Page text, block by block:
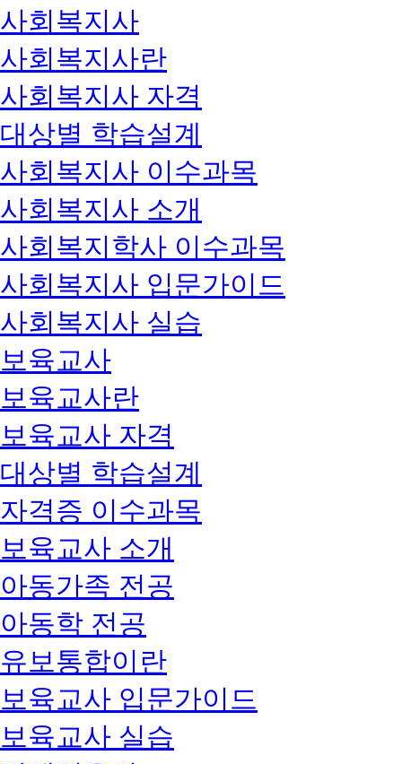
사회복지사
사회복지사란
사회복지사 자격
대상별 학습설계
사회복지사 이수과목
사회복지사 소개
사회복지학사 이수과목
사회복지사 입문가이드
사회복지사 실습
보육교사
보육교사란
보육교사 자격
대상별 학습설계
자격증 이수과목
보육교사 소개
아동가족 전공
아동학 전공
유보통합이란
보육교사 입문가이드
보육교사 실습